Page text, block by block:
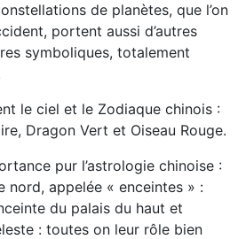
de planètes, que l’on
portent aussi d’autres
symboliques, totalement
le ciel et le Zodiaque chinois :
Dragon Vert et Oiseau Rouge.
pur l’astrologie chinoise :
nord, appelée « enceintes » :
du palais du haut et
: toutes on leur rôle bien